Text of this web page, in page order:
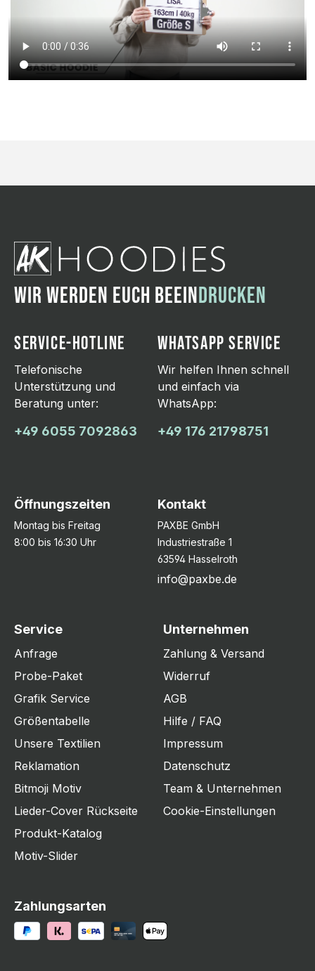
WIR WERDEN EUCH BEEINDRUCKEN
SERVICE-HOTLINE
Telefonische
Unterstützung und
Beratung unter:
+49 6055 7092863
WHATSAPP SERVICE
Wir helfen Ihnen schnell
und einfach via
WhatsApp:
+49 176 21798751
Öffnungszeiten
Montag bis Freitag
8:00 bis 16:30 Uhr
Kontakt
PAXBE GmbH
Industriestraße 1
63594 Hasselroth
info@paxbe.de
Service
Anfrage
Probe-Paket
Grafik Service
Größentabelle
Unsere Textilien
Reklamation
Bitmoji Motiv
Lieder-Cover Rückseite
Produkt-Katalog
Motiv-Slider
Unternehmen
Zahlung & Versand
Widerruf
AGB
Hilfe / FAQ
Impressum
Datenschutz
Team & Unternehmen
Cookie-Einstellungen
Zahlungsarten